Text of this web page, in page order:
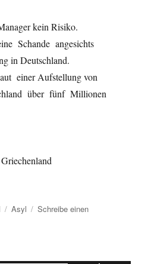
kein Risiko.
Schande angesichts
in Deutschland.
einer Aufstellung von
über fünf Millionen
Schlagwörter
Asyl
Schreibe einen